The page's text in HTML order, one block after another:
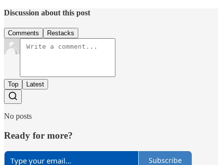
Discussion about this post
Comments Restacks
Top Latest
No posts
Ready for more?
Subscribe